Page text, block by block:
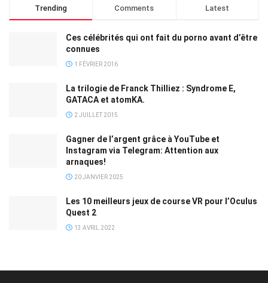
Trending Comments Latest
Ces célébrités qui ont fait du porno avant d’être
connues
1 FÉVRIER 2016
La trilogie de Franck Thilliez : Syndrome E,
GATACA et atomKA.
2 JUILLET 2015
Gagner de l’argent grâce à YouTube et
Instagram via Telegram: Attention aux
arnaques!
20 JANVIER 2025
Les 10 meilleurs jeux de course VR pour l’Oculus
Quest 2
13 AVRIL 2022